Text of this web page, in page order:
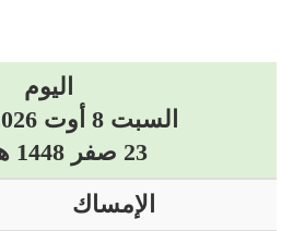
اليوم
السبت 8 أوت 2026 ميلادي
23 صفر 1448 هجري
الإمساك